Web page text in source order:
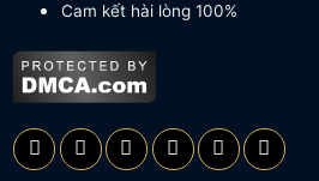
Cam kết hài lòng 100%